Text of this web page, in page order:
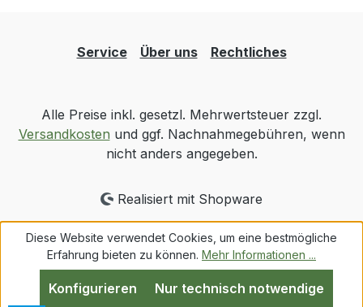
Service Über uns Rechtliches
Alle Preise inkl. gesetzl. Mehrwertsteuer zzgl.
Versandkosten und ggf. Nachnahmegebühren, wenn
nicht anders angegeben.
Realisiert mit Shopware
Diese Website verwendet Cookies, um eine bestmögliche
Erfahrung bieten zu können. Mehr Informationen ...
Nur technisch notwendige
Konfigurieren